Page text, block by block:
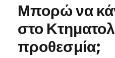
Μπορώ να
στο
προθεσμία;